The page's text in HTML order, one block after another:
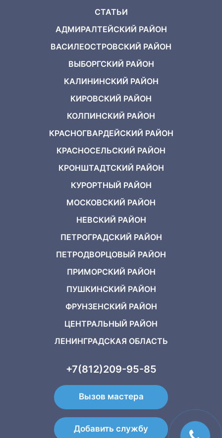
СТАТЬИ
АДМИРАЛТЕЙСКИЙ РАЙОН
ВАСИЛЕОСТРОВСКИЙ РАЙОН
ВЫБОРГСКИЙ РАЙОН
КАЛИНИНСКИЙ РАЙОН
КИРОВСКИЙ РАЙОН
КОЛПИНСКИЙ РАЙОН
КРАСНОГВАРДЕЙСКИЙ РАЙОН
КРАСНОСЕЛЬСКИЙ РАЙОН
КРОНШТАДТСКИЙ РАЙОН
КУРОРТНЫЙ РАЙОН
МОСКОВСКИЙ РАЙОН
НЕВСКИЙ РАЙОН
ПЕТРОГРАДСКИЙ РАЙОН
ПЕТРОДВОРЦОВЫЙ РАЙОН
ПРИМОРСКИЙ РАЙОН
ПУШКИНСКИЙ РАЙОН
ФРУНЗЕНСКИЙ РАЙОН
ЦЕНТРАЛЬНЫЙ РАЙОН
ЛЕНИНГРАДСКАЯ ОБЛАСТЬ
+7(812)209-95-85
Вызов мастера
Добавить службу